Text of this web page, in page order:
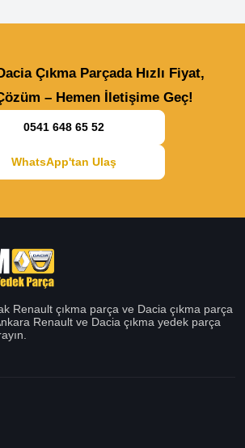
Çıkma Parçada Hızlı Fiyat,
– Hemen İletişime Geç!
0541 648 65 52
WhatsApp'tan Ulaş
Renault çıkma parça ve Dacia çıkma parça
Renault ve Dacia çıkma yedek parça